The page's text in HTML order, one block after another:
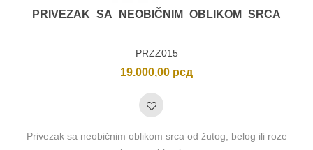
PRIVEZAK SA NEOBIČNIM OBLIKOM SRCA
PRZZ015
19.000,00 рсд
Privezak sa neobičnim oblikom srca od žutog, belog ili roze